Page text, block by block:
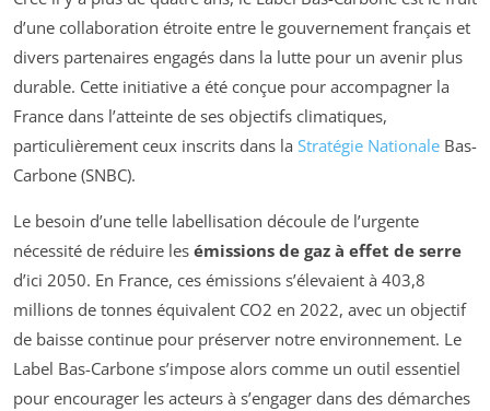
d’une collaboration étroite entre le gouvernement français et
divers partenaires engagés dans la lutte pour un avenir plus
durable. Cette initiative a été conçue pour accompagner la
France dans l’atteinte de ses objectifs climatiques,
particulièrement ceux inscrits dans la Stratégie Nationale Bas-
Carbone (SNBC).
Le besoin d’une telle labellisation découle de l’urgente
nécessité de réduire les émissions de gaz à effet de serre
d’ici 2050. En France, ces émissions s’élevaient à 403,8
millions de tonnes équivalent CO2 en 2022, avec un objectif
de baisse continue pour préserver notre environnement. Le
Label Bas-Carbone s’impose alors comme un outil essentiel
pour encourager les acteurs à s’engager dans des démarches